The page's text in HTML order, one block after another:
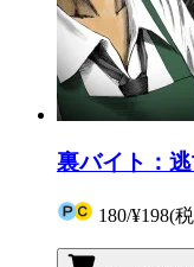
裏バイト：
180/¥198(